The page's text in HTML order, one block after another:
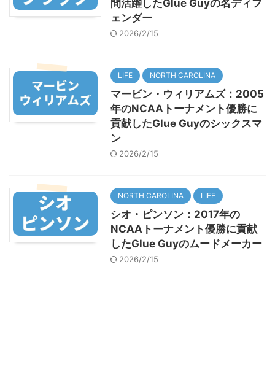
間活躍したGlue Guyの名ディフ
ェンダー
2026/2/15
LIFE NORTH CAROLINA
マービン・ウィリアムズ：2005
年のNCAAトーナメント優勝に
貢献したGlue Guyのシックスマ
ン
2026/2/15
NORTH CAROLINA LIFE
シオ・ピンソン：2017年の
NCAAトーナメント優勝に貢献
したGlue Guyのムードメーカー
2026/2/15